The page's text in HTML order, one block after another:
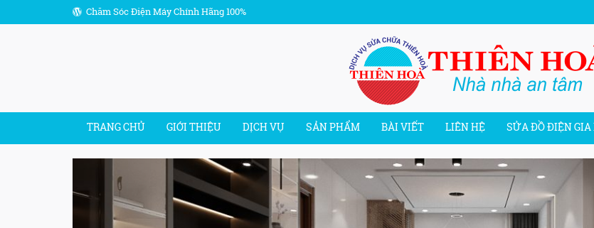
Chăm Sóc Điện Máy Chính Hãng 100%
TRANG CHỦ GIỚI THIỆU DỊCH VỤ SẢN PHẨM BÀI VIẾT LIÊN HỆ SỬA ĐỒ ĐIỆN GIA
Previous